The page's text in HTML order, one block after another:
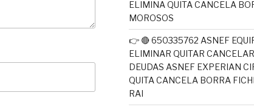
ELIMINA QUITA CANCELA
MOROSOS
👉 🔴 650335762 ASNEF
ELIMINAR QUITAR
DEUDAS ASNEF EXPERIAN
QUITA CANCELA BORRA
RAI